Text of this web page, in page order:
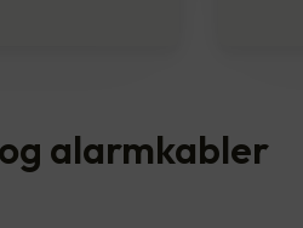
alarmkabler